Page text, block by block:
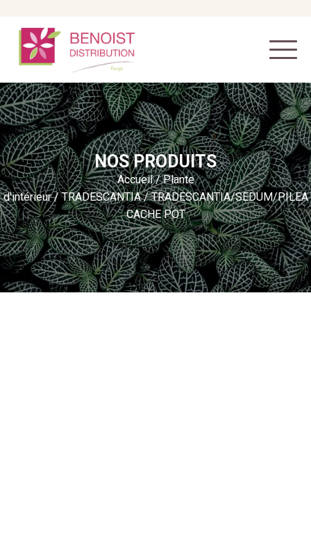
NOS PRODUITS
Accueil/Plante
d'intérieur/TRADESCANTIA/ TRADESCANTIA/SEDUM/PILEA
CACHE POT